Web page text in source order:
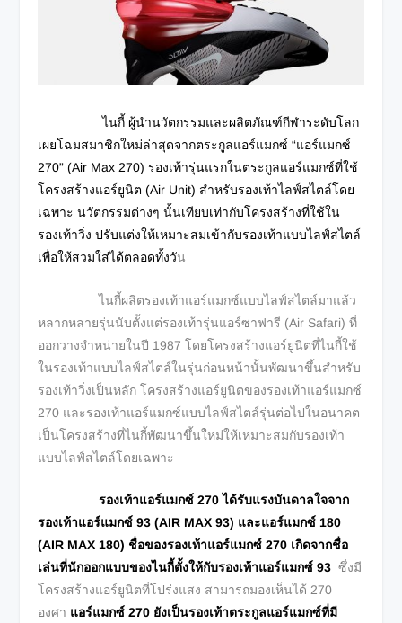
ไนกี้ ผู้นำนวัตกรรมและผลิตภัณฑ์กีฬาระดับโลก
เผยโฉมสมาชิกใหม่ล่าสุดจากตระกูลแอร์แมกซ์ “แอร์แมกซ์
270”(Air Max 270) รองเท้ารุ่นแรกในตระกูลแอร์แมกซ์ที่ใช้
โครงสร้างแอร์ยูนิต (Air Unit) สำหรับรองเท้าไลฟ์สไตล์โดย
เฉพาะ นวัตกรรมต่างๆ นั้นเทียบเท่ากับโครงสร้างที่ใช้ใน
รองเท้าวิ่ง ปรับแต่งให้เหมาะสมเข้ากับรองเท้าแบบไลฟ์สไตล์
เพื่อให้สวมใส่ได้ตลอดทั้งวัน
ไนกี้ผลิตรองเท้าแอร์แมกซ์แบบไลฟ์สไตล์มาแล้ว
หลากหลายรุ่นนับตั้งแต่รองเท้ารุ่นแอร์ซาฟารี (Air Safari) ที่
ออกวางจำหน่ายในปี 1987 โดยโครงสร้างแอร์ยูนิตที่ไนกี้ใช้
ในรองเท้าแบบไลฟ์สไตล์ในรุ่นก่อนหน้านั้นพัฒนาขึ้นสำหรับ
รองเท้าวิ่งเป็นหลัก โครงสร้างแอร์ยูนิตของรองเท้าแอร์แมกซ์
270 และรองเท้าแอร์แมกซ์แบบไลฟ์สไตล์รุ่นต่อไปในอนาคต
เป็นโครงสร้างที่ไนกี้พัฒนาขึ้นใหม่ให้เหมาะสมกับรองเท้า
แบบไลฟ์สไตล์โดยเฉพาะ
รองเท้าแอร์แมกซ์ 270 ได้รับแรงบันดาลใจจาก
รองเท้าแอร์แมกซ์ 93 (AIR MAX 93) และแอร์แมกซ์ 180
(AIR MAX 180) ชื่อของรองเท้าแอร์แมกซ์270 เกิดจากชื่อ
เล่นที่นักออกแบบของไนกี้ตั้งให้กับรองเท้าแอร์แมกซ์ 93 ซึ่งมี
โครงสร้างแอร์ยูนิตที่โปร่งแสง สามารถมองเห็นได้ 270
องศา แอร์แมกซ์270 ยังเป็นรองเท้าตระกูลแอร์แมกซ์ที่มี